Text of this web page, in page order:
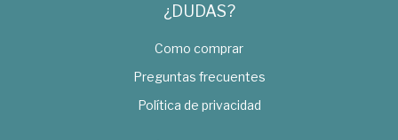
¿DUDAS?
Como comprar
Preguntas frecuentes
Política de privacidad